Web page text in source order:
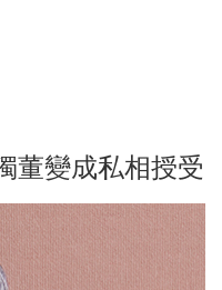
董變成私相授受